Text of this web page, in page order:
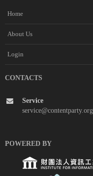
Home
About Us
Login
CONTACTS
Service
service@contentparty.org
POWERED BY